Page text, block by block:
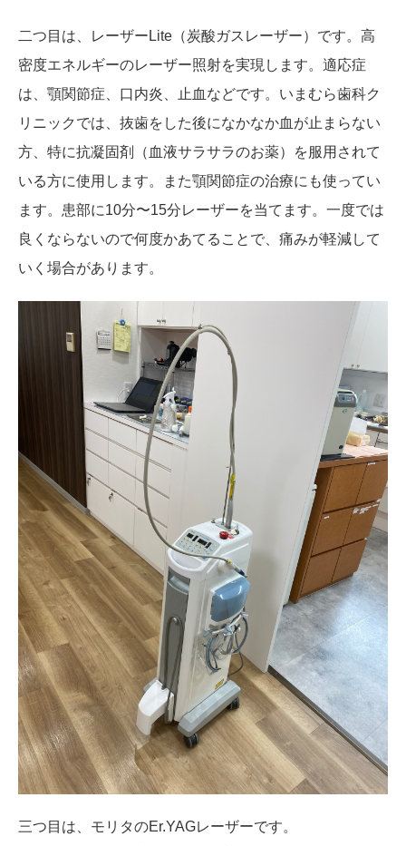
二つ目は、レーザーLite（炭酸ガスレーザー）です。高
密度エネルギーのレーザー照射を実現します。適応症
は、顎関節症、口内炎、止血などです。いまむら歯科ク
リニックでは、抜歯をした後になかなか血が止まらない
方、特に抗凝固剤（血液サラサラのお薬）を服用されて
いる方に使用します。また顎関節症の治療にも使ってい
ます。患部に10分〜15分レーザーを当てます。一度では
良くならないので何度かあてることで、痛みが軽減して
いく場合があります。
三つ目は、モリタのEr.YAGレーザーです。